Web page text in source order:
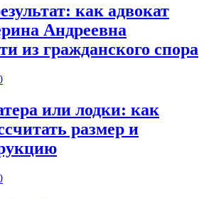
как адвокат
Андреевна
из гражданского спора
или лодки: как
размер и